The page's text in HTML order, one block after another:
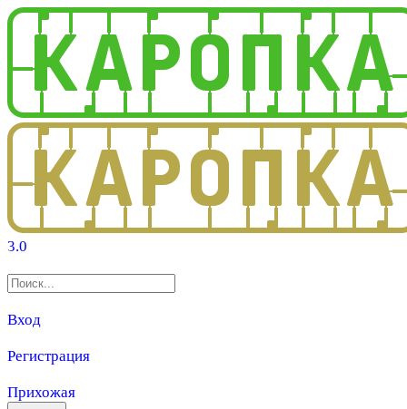
3.0
Вход
Регистрация
Прихожая